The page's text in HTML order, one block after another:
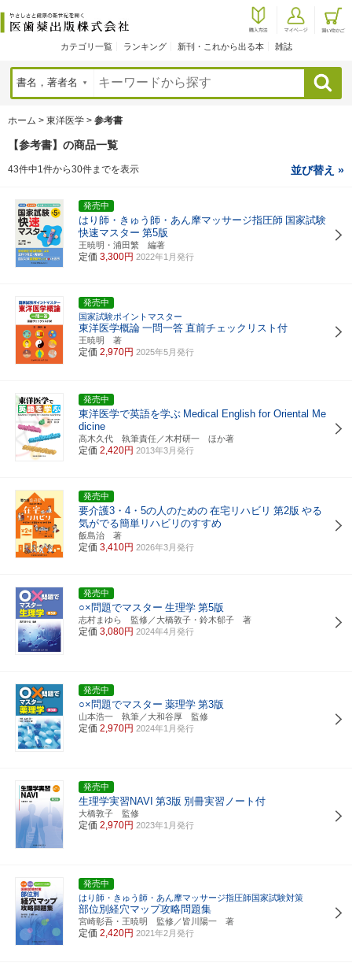
カテゴリ一覧 ランキング 新刊・これから出る本 雑誌
検索
ホーム > 東洋医学 > 参考書
【参考書】の商品一覧
43件中1件から30件までを表示 並び替え »
発売中
はり師・きゅう師・あん摩マッサージ指圧師 国家試験
快速マスター 第5版
王暁明・浦田繁 編著
定価 3,300円 2022年1月発行
発売中
国家試験ポイントマスター
東洋医学概論 一問一答 直前チェックリスト付
王暁明 著
定価 2,970円 2025年5月発行
発売中
東洋医学で英語を学ぶ Medical English for Oriental Me
dicine
高木久代 執筆責任／木村研一 ほか著
定価 2,420円 2013年3月発行
発売中
要介護3・4・5の人のための 在宅リハビリ 第2版 やる
気がでる簡単リハビリのすすめ
飯島治 著
定価 3,410円 2026年3月発行
発売中
○×問題でマスター 生理学 第5版
志村まゆら 監修／大橋敦子・鈴木郁子 著
定価 3,080円 2024年4月発行
発売中
○×問題でマスター 薬理学 第3版
山本浩一 執筆／大和谷厚 監修
定価 2,970円 2024年1月発行
発売中
生理学実習NAVI 第3版 別冊実習ノート付
大橋敦子 監修
定価 2,970円 2023年1月発行
発売中
はり師・きゅう師・あん摩マッサージ指圧師国家試験対策
部位別経穴マップ攻略問題集
宮崎彰吾・王暁明 監修／皆川陽一 著
定価 2,420円 2021年2月発行